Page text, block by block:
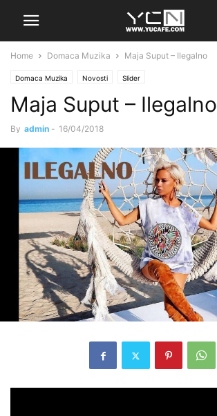
Home Domaca Muzika Maja Suput – Ilegalno
Domaca Muzika Novosti Slider
Maja Suput – Ilegalno
By admin - 16/04/2018